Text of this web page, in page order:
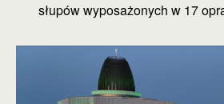
słupów wyposażonych w 17